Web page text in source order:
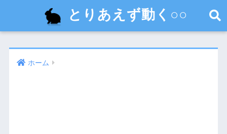
とりあえず動く○○
ホーム